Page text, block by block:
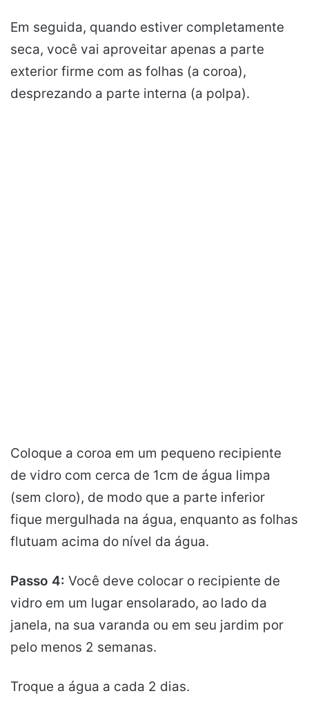
Em seguida, quando estiver completamente
seca, você vai aproveitar apenas a parte
exterior firme com as folhas (a coroa),
desprezando a parte interna (a polpa).
Coloque a coroa em um pequeno recipiente
de vidro com cerca de 1cm de água limpa
(sem cloro), de modo que a parte inferior
fique mergulhada na água, enquanto as folhas
flutuam acima do nível da água.
Passo 4: Você deve colocar o recipiente de
vidro em um lugar ensolarado, ao lado da
janela, na sua varanda ou em seu jardim por
pelo menos 2 semanas.
Troque a água a cada 2 dias.